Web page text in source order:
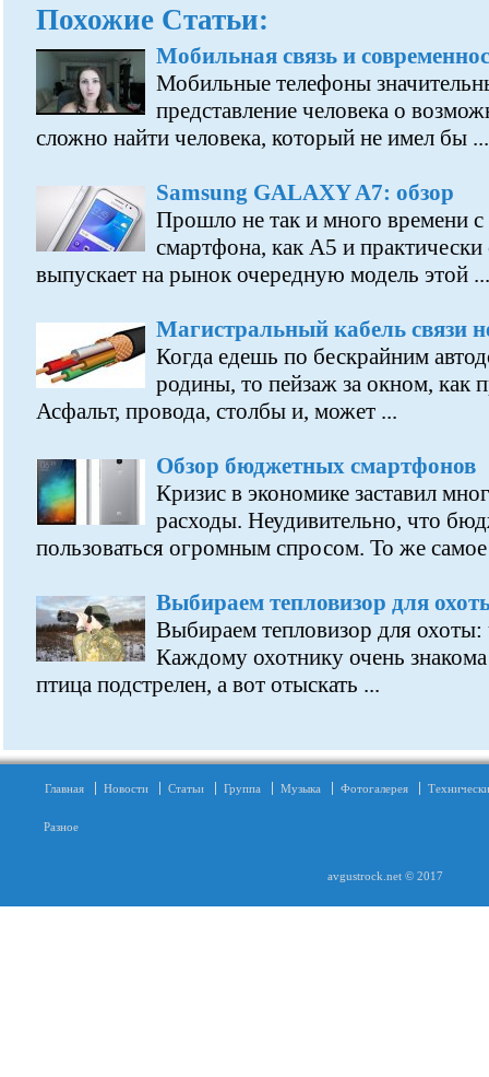
Похожие Статьи:
Мобильная связь и
Мобильные телефоны
представление человека о
сложно найти человека, который не имел бы ...
Samsung GALAXY A7: обзор
Прошло не так и много времени
смартфона, как A5 и
выпускает на рынок очередную модель этой ...
Магистральный кабель связи
Когда едешь по бескрайним
родины, то пейзаж за окном, как
Асфальт, провода, столбы и, может ...
Обзор бюджетных смартфонов
Кризис в экономике заставил
расходы. Неудивительно, что
пользоваться огромным спросом. То же
Выбираем тепловизор для
Выбираем тепловизор для
Каждому охотнику очень знакома
птица подстрелен, а вот отыскать ...
Главная Новости Статьи Группа Музыка Фотогалерея
Разное
avgustrock.net © 2017